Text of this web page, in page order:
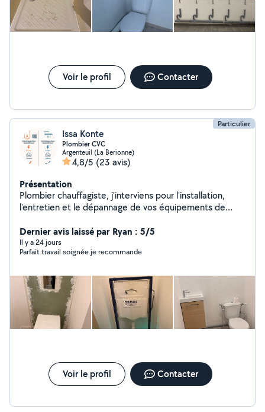
Voir le profil Contacter
Particulier
Issa Konte
Plombier CVC
Argenteuil (La Berionne)
4,8/5 (23 avis)
Présentation
Plombier chauffagiste, j'interviens pour l'installation,
l'entretien et le dépannage de vos équipements de
Sérieux, motivé et appliqué, je vous garantis un travail
propre et soigné. Disponible pour petits travaux,
entretiens et dépannages. N'hésitez pas à me
Dernier avis laissé par Ryan : 5/5
Il y a 24 jours
Parfait travail soignée je recommande
Voir le profil Contacter